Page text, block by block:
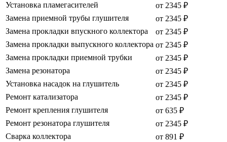
Установка пламегасителей
от 2345 ₽
Замена приемной трубы глушителя
от 2345 ₽
Замена прокладки впускного коллектора
от 2345 ₽
Замена прокладки выпускного коллектора от 2345 ₽
Замена прокладки приемной трубки
от 2345 ₽
Замена резонатора
от 2345 ₽
Установка насадок на глушитель
от 2345 ₽
Ремонт катализатора
от 2345 ₽
Ремонт крепления глушителя
от 635 ₽
Ремонт резонатора глушителя
от 2345 ₽
Сварка коллектора
от 891 ₽